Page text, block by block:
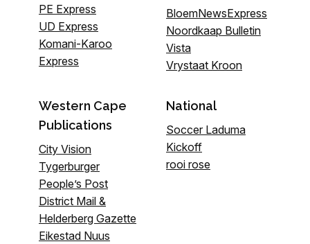
PE Express
UD Express
Komani-Karoo
Express
BloemNewsExpress
Noordkaap Bulletin
Vista
Vrystaat Kroon
Western Cape
Publications
City Vision
Tygerburger
People’s Post
District Mail &
Helderberg Gazette
Eikestad Nuus
National
Soccer Laduma
Kickoff
rooi rose